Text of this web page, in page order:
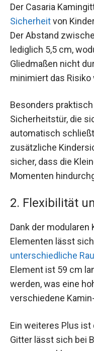
Der Casaria
Sicherheitvon
Der Abstand
lediglich 5,5 cm,
Gliedmaßen nicht
minimiert das Risiko
Besonders
Sicherheitstür, die
automatisch
zusätzliche
sicher, dass die
Momenten
2. Flexibilität
Dank der
Elementen lässt
unterschiedliche
Element ist 59 cm
werden, was eine
verschiedene
Ein weiteres Plus ist
Gitter lässt sich bei